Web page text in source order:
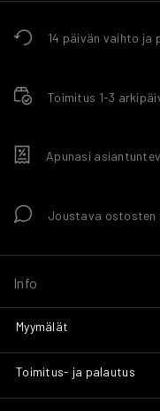
14 päivän vaihto ja
Toimitus 1-3
Apunasi
Joustava ostosten
Info
Myymälät
Toimitus- ja palautus